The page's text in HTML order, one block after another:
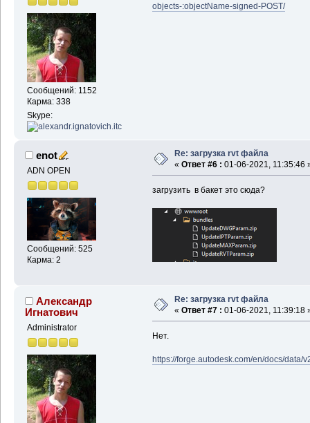
Сообщений: 1152
Карма: 338
Skype:
objects-:objectName-signed-POST/
enot
ADN OPEN
Сообщений: 525
Карма: 2
Re: загрузка rvt файла
« Ответ #6 : 01-06-2021, 11:35:46
загрузить в бакет это сюда?
Александр
Игнатович
Administrator
Re: загрузка rvt файла
« Ответ #7 : 01-06-2021, 11:39:18
Нет.
https://forge.autodesk.com/en/docs/data/